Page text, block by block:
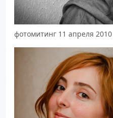
фотомитинг 11 апреля 2010